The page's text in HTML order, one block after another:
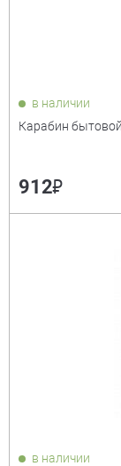
в наличии
Карабин
912₽
в наличии